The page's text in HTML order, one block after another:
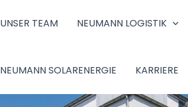
UNSER TEAM NEUMANN LOGISTIK
NEUMANN SOLARENERGIE KARRIERE